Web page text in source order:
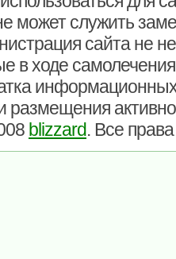
может служить
сайта не
в ходе
размещения
blizzard. Все